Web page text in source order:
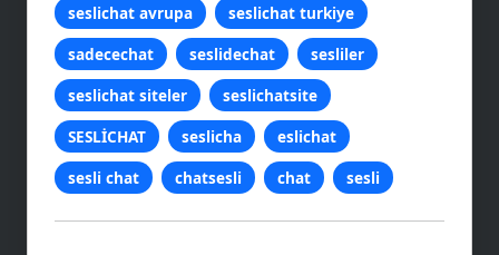
seslichat avrupa
seslichat turkiye
sadecechat
seslidechat
sesliler
seslichat siteler
seslichatsite
SESLİCHAT
seslicha
eslichat
sesli chat
chatsesli chat sesli